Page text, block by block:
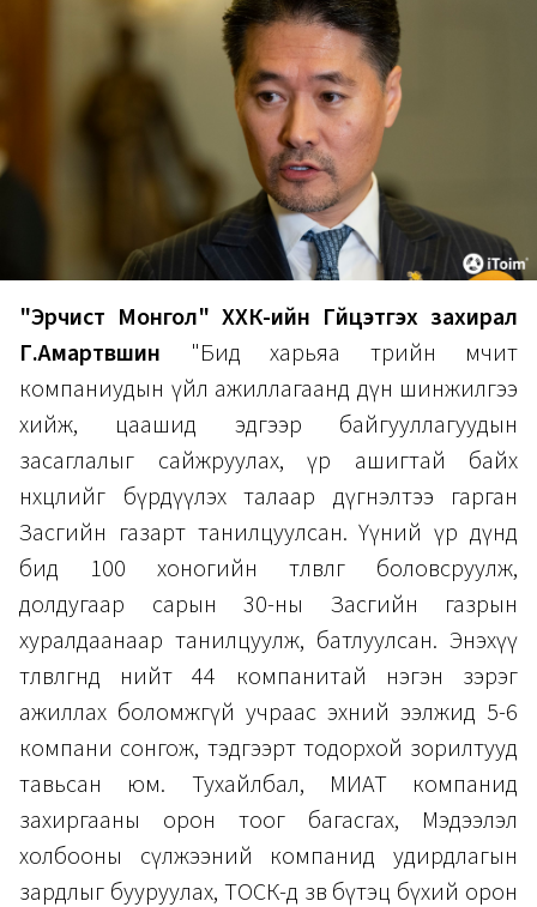
"Эрчист Монгол" ХХК-ийн Гүйцэтгэх захирал
Г.Амартүвшин "Бид харьяа төрийн өмчит
компаниудын үйл ажиллагаанд дүн шинжилгээ
хийж, цаашид эдгээр байгууллагуудын
засаглалыг сайжруулах, үр ашигтай байх
нөхцөлийг бүрдүүлэх талаар дүгнэлтээ гарган
Засгийн газарт танилцуулсан. Үүний үр дүнд
бид 100 хоногийн төлөвлөгөө боловсруулж,
долдугаар сарын 30-ны Засгийн газрын
хуралдаанаар танилцуулж, батлуулсан. Энэхүү
төлөвлөгөөнд нийт 44 компанитай нэгэн зэрэг
ажиллах боломжгүй учраас эхний ээлжид 5-6
компани сонгож, тэдгээрт тодорхой зорилтууд
тавьсан юм. Тухайлбал, МИАТ компанид
захиргааны орон тоог багасгах, Мэдээлэл
холбооны сүлжээний компанид удирдлагын
зардлыг бууруулах, ТОСК-д зөв бүтэц бүхий орон